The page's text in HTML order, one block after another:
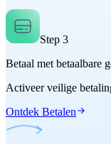
Step 3
Betaal met betaalbare
Activeer veilige
Ontdek Betalen